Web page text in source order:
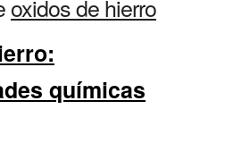
oxidos de hierro
químicas